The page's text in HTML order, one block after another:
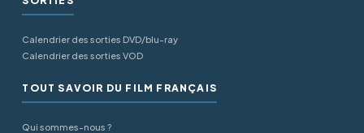
Calendrier des sorties DVD/blu-ray
Calendrier des sorties VOD
TOUT SAVOIR DU FILM FRANÇAIS
Qui sommes-nous ?